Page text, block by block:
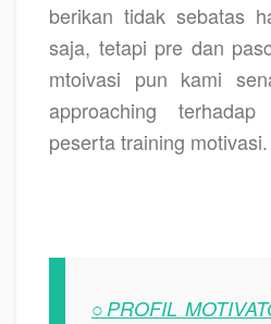
berikan tidak sebatas
saja, tetapi pre dan
mtoivasi pun kami
approaching
peserta training motivasi.
○PROFIL